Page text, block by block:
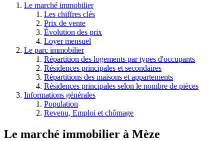
Le marché immobilier
Les chiffres clés
Prix de vente
Évolution des prix
Loyer mensuel
Le parc immobilier
Répartition des logements par types d'occupants
Résidences principales et secondaires
Répartitions des maisons et appartements
Résidences principales selon le nombre de pièces
Informations générales
Population
Revenu, Emploi et chômage
Le marché immobilier à Mèze